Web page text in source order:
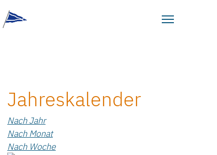
Jahreskalender
Nach Jahr
Nach Monat
Nach Woche